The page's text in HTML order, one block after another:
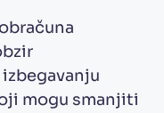
mogu smanjiti